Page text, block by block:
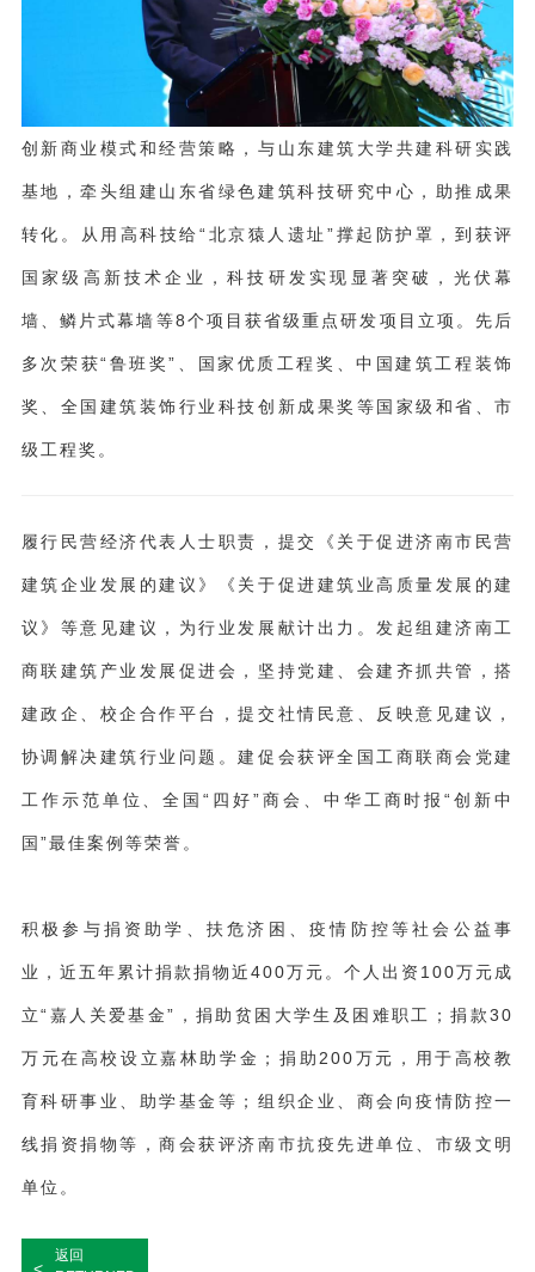
创新商业模式和经营策略，与山东建筑大学共建科研实践
基地，牵头组建山东省绿色建筑科技研究中心，助推成果
转化。从用高科技给“北京猿人遗址”撑起防护罩，到获评
国家级高新技术企业，科技研发实现显著突破，光伏幕
墙、鳞片式幕墙等8个项目获省级重点研发项目立项。先后
多次荣获“鲁班奖”、国家优质工程奖、中国建筑工程装饰
奖、全国建筑装饰行业科技创新成果奖等国家级和省、市
级工程奖。
履行民营经济代表人士职责，提交《关于促进济南市民营
建筑企业发展的建议》《关于促进建筑业高质量发展的建
议》等意见建议，为行业发展献计出力。发起组建济南工
商联建筑产业发展促进会，坚持党建、会建齐抓共管，搭
建政企、校企合作平台，提交社情民意、反映意见建议，
协调解决建筑行业问题。建促会获评全国工商联商会党建
工作示范单位、全国“四好”商会、中华工商时报“创新中
国”最佳案例等荣誉。
积极参与捐资助学、扶危济困、疫情防控等社会公益事
业，近五年累计捐款捐物近400万元。个人出资100万元成
立“嘉人关爱基金”，捐助贫困大学生及困难职工；捐款30
万元在高校设立嘉林助学金；捐助200万元，用于高校教
育科研事业、助学基金等；组织企业、商会向疫情防控一
线捐资捐物等，商会获评济南市抗疫先进单位、市级文明
单位。
<
返回